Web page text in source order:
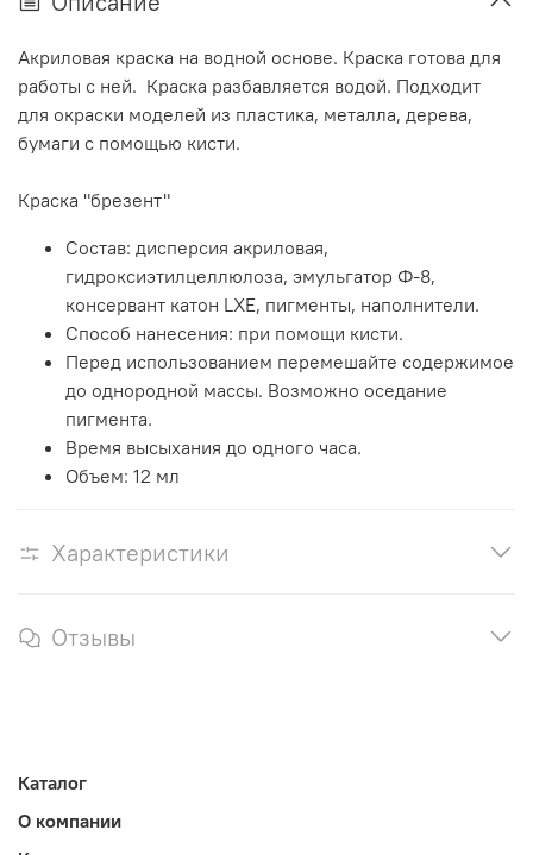
Акриловая краска на водной основе. Краска готова для
работы с ней. Краска разбавляется водой. Подходит
для окраски моделей из пластика, металла, дерева,
бумаги с помощью кисти.
Краска "брезент"
Состав: дисперсия акриловая,
гидроксиэтилцеллюлоза, эмульгатор Ф-8,
консервант катон LXE, пигменты, наполнители.
Способ нанесения: при помощи кисти.
Перед использованием перемешайте содержимое
до однородной массы. Возможно оседание
пигмента.
Время высыхания до одного часа.
Объем: 12 мл
Характеристики
Отзывы
Каталог
О компании